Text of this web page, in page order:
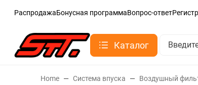
РаспродажаБонусная программаВопрос-ответ
Каталог
Home Система впуска Воздушный